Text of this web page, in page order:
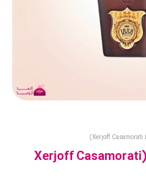
زرجف کازاموراتی ۱۸۸۸ (Xerjoff Casamorati